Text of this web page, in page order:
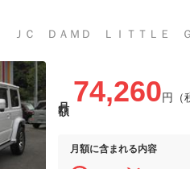
ＪＣ ＤＡＭＤ ＬＩＴＴＬＥ
74,260円（
月額に含まれる内容